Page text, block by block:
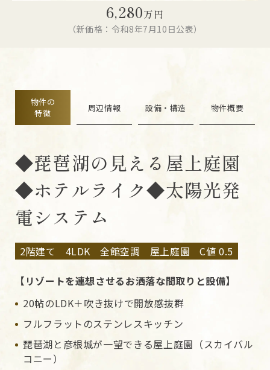
6,280万円
（新価格：令和8年7月10日公表）
物件の
特徴
周辺情報 設備・構造 物件概要
◆琵琶湖の見える屋上庭園
◆ホテルライク◆太陽光発
電システム
2階建て 4LDK 全館空調 屋上庭園 C値 0.5
【リゾートを連想させるお洒落な間取りと設備】
20帖のLDK＋吹き抜けで開放感抜群
フルフラットのステンレスキッチン
琵琶湖と彦根城が一望できる屋上庭園（スカイバル
コニー）